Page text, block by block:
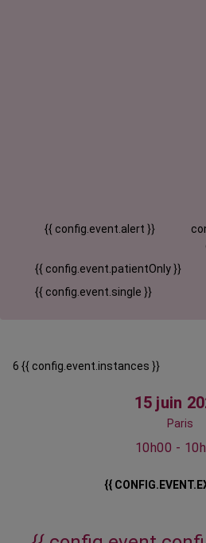
{{ config.event.alert }}
{{ config.event.patientOnly }}
{{ config.event.single }}
6 {{ config.event.instances }}
15 juin
Paris
10h00 -
{{